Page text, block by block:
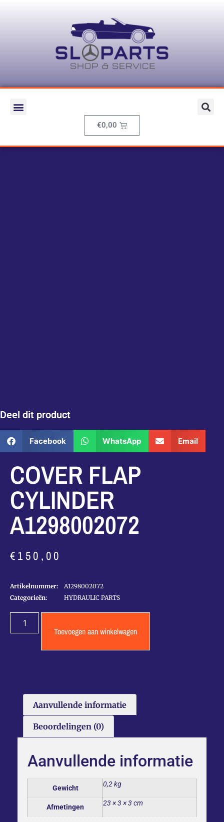
€0,00
Deel dit product
Facebook WhatsApp Email
COVER FLAP
CYLINDER
A1298002072
€150,00
Artikelnummer:
A1298002072
Categorieën:
HYDRAULIC PARTS
Toevoegen aan winkelwagen
Aanvullende informatie
Beoordelingen (0)
Aanvullende informatie
Gewicht 0,2 kg
Afmetingen 23 × 3 × 3 cm